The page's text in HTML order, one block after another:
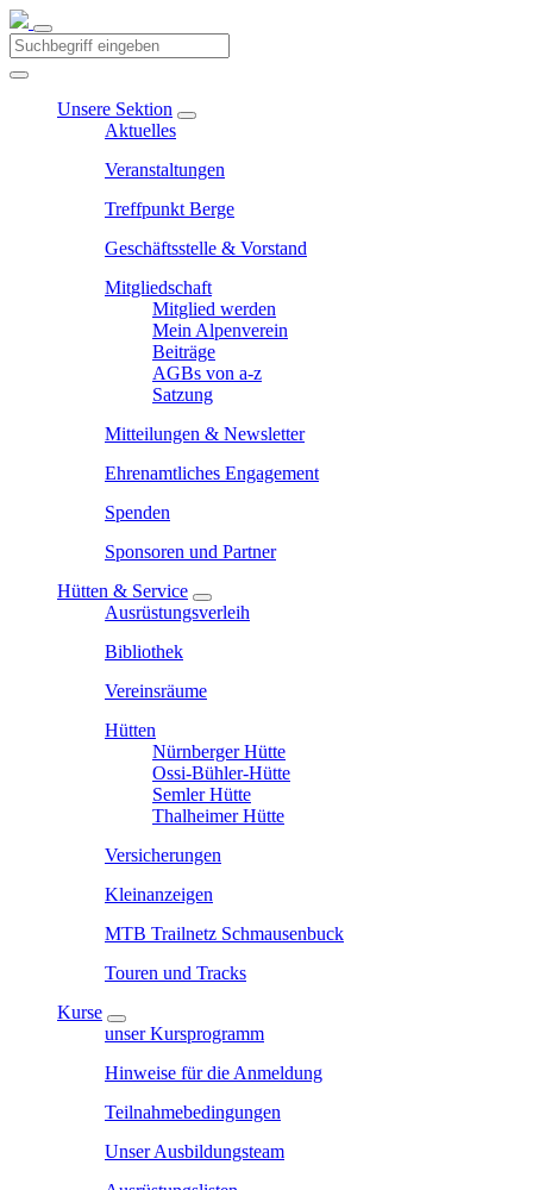
Unsere Sektion
Aktuelles
Veranstaltungen
Treffpunkt Berge
Geschäftsstelle & Vorstand
Mitgliedschaft
Mitglied werden
Mein Alpenverein
Beiträge
AGBs von a-z
Satzung
Mitteilungen & Newsletter
Ehrenamtliches Engagement
Spenden
Sponsoren und Partner
Hütten & Service
Ausrüstungsverleih
Bibliothek
Vereinsräume
Hütten
Nürnberger Hütte
Ossi-Bühler-Hütte
Semler Hütte
Thalheimer Hütte
Versicherungen
Kleinanzeigen
MTB Trailnetz Schmausenbuck
Touren und Tracks
Kurse
unser Kursprogramm
Hinweise für die Anmeldung
Teilnahmebedingungen
Unser Ausbildungsteam